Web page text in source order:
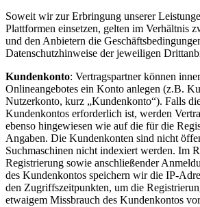
Soweit wir zur Erbringung unserer
Plattformen einsetzen, gelten im Verhältnis
und den Anbietern die
Datenschutzhinweise der jeweiligen
Kundenkonto: Vertragspartner können
Onlineangebotes ein Konto anlegen (z.B.
Nutzerkonto, kurz „Kundenkonto“). Falls
Kundenkontos erforderlich ist, werden
ebenso hingewiesen wie auf die für die
Angaben. Die Kundenkonten sind nicht
Suchmaschinen nicht indexiert werden. Im
Registrierung sowie anschließender
des Kundenkontos speichern wir die IP-
den Zugriffszeitpunkten, um die
etwaigem Missbrauch des Kundenkontos